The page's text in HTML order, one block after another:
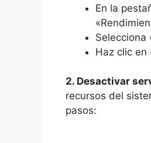
En la
Selecciona
Haz clic en
2. Desactivar
recursos del
pasos: